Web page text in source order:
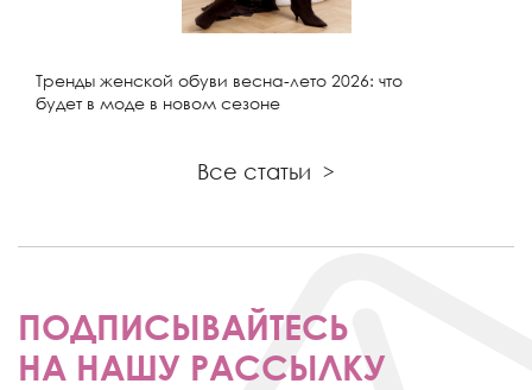
Тренды женской обуви весна-лето 2026: что
будет в моде в новом сезоне
Все статьи >
ПОДПИСЫВАЙТЕСЬ
НА НАШУ РАССЫЛКУ